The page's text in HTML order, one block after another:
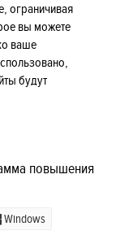
ограничивая
вы можете
ваше
будут
повышения
Windows